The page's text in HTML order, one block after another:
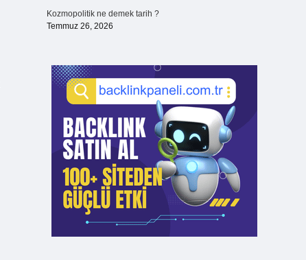
Kozmopolitik ne demek tarih ?
Temmuz 26, 2026